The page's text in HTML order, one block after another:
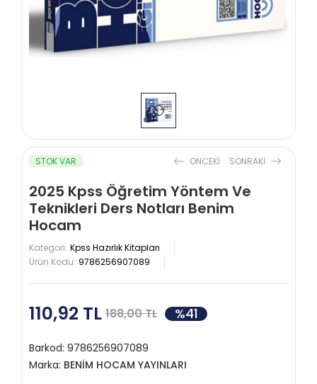
STOK VAR ONCEKI SONRAKI
2025 Kpss Öğretim Yöntem Ve
Teknikleri Ders Notları Benim
Hocam
Kategori: Kpss Hazırlık Kitapları
Ürün Kodu: 9786256907089
110,92 TL 188,00 TL %41
Barkod: 9786256907089
Marka: BENİM HOCAM YAYINLARI